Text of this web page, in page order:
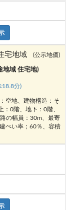
宅地域 (公示地価)
地域 住宅地)
18.8分)
空地、建物構造：そ
：0階、地下：0階、
の幅員：30m、最寄
ぺい率；60％、容積